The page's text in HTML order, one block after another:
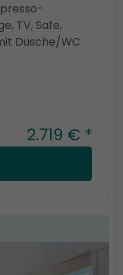
TV, Safe,
Dusche/WC
2.719 € *